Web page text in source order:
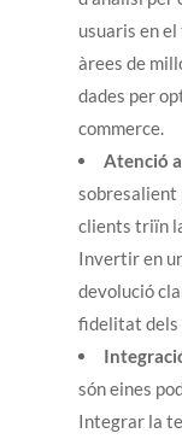
usuaris en
àrees de
dades per
commerce.
Atenció
sobresalient
clients triïn
Invertir en
devolució
fidelitat dels
són eines
Integrar la